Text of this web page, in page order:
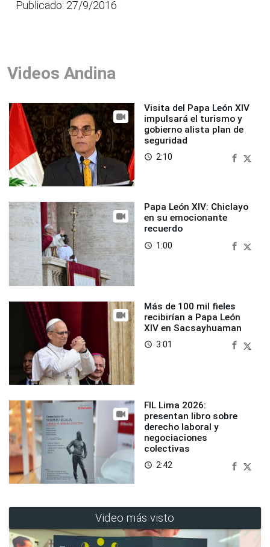
Publicado: 27/9/2016
Videos Andina
Visita del Papa León XIV
impulsará el turismo y
gobierno alista plan de
seguridad
access_time 2:10
Papa León XIV: Chiclayo
en su emocionante
recuerdo
access_time 1:00
Más de 100 mil fieles
recibirían a Papa León
XIV en Sacsayhuaman
access_time 3:01
FIL Lima 2026:
presentan libro sobre
derecho laboral y
negociaciones
colectivas
access_time 2:42
Video más visto